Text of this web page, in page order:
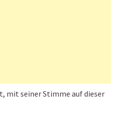
mit seiner Stimme auf dieser